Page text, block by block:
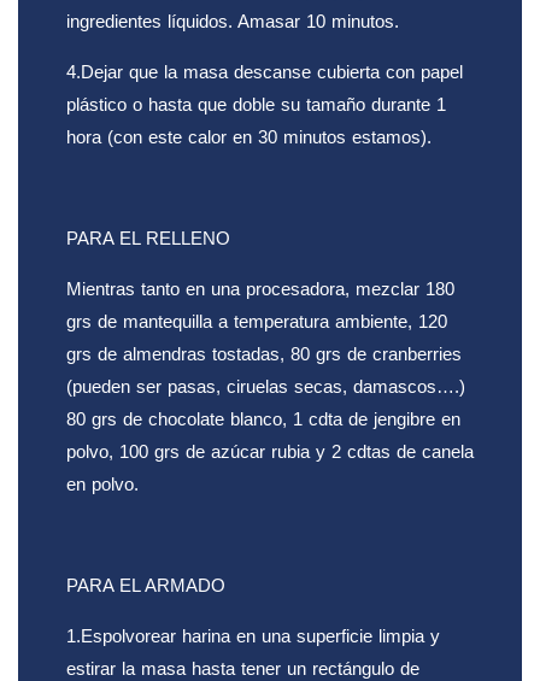
ingredientes líquidos. Amasar 10 minutos.
4.Dejar que la masa descanse cubierta con papel
plástico o hasta que doble su tamaño durante 1
hora (con este calor en 30 minutos estamos).
PARA EL RELLENO
Mientras tanto en una procesadora, mezclar 180
grs de mantequilla a temperatura ambiente, 120
grs de almendras tostadas, 80 grs de cranberries
(pueden ser pasas, ciruelas secas, damascos….)
80 grs de chocolate blanco, 1 cdta de jengibre en
polvo, 100 grs de azúcar rubia y 2 cdtas de canela
en polvo.
PARA EL ARMADO
1.Espolvorear harina en una superficie limpia y
estirar la masa hasta tener un rectángulo de